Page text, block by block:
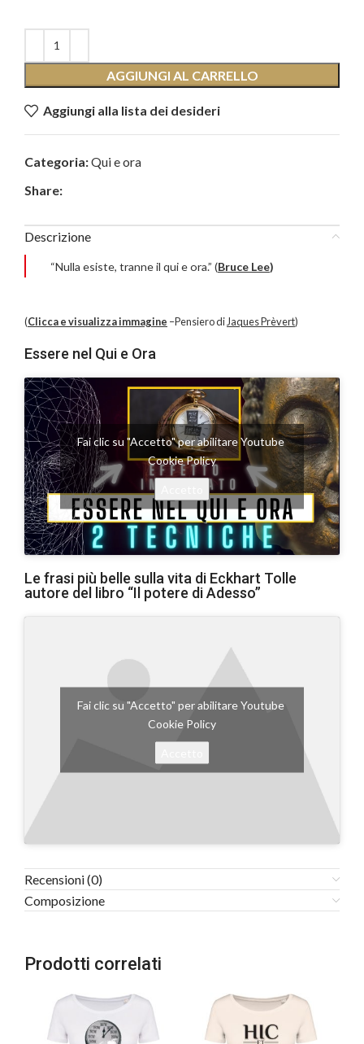
AGGIUNGI AL CARRELLO
Aggiungi alla lista dei desideri
Categoria:Qui e ora
Share:
Descrizione
“Nulla esiste, tranne il qui e ora.” (Bruce Lee)
(Clicca e visualizza immagine –Pensiero di Jaques Prèvert)
Essere nel Qui e Ora
Fai clic su "Accetto" per abilitare Youtube
Cookie Policy
Le frasi più belle sulla vita di Eckhart Tolle
autore del libro “Il potere di Adesso”
Fai clic su "Accetto" per abilitare Youtube
Cookie Policy
Recensioni (0)
Composizione
Prodotti correlati